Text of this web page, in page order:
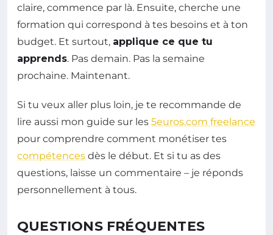
claire, commence par là. Ensuite, cherche une
formation qui correspond à tes besoins et à ton
budget. Et surtout, applique ce que tu
apprends. Pas demain. Pas la semaine
prochaine. Maintenant.
Si tu veux aller plus loin, je te recommande de
lire aussi mon guide sur les 5euros.com freelance
pour comprendre comment monétiser tes
compétences dès le début. Et si tu as des
questions, laisse un commentaire – je réponds
personnellement à tous.
QUESTIONS FRÉQUENTES